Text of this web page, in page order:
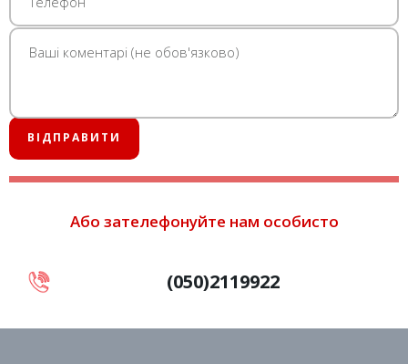
Або зателефонуйте нам особисто
(050)2119922